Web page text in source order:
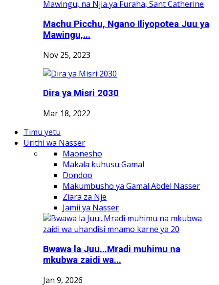
Machu Picchu, Ngano Iliyopotea Juu ya
Mawingu,...
Nov 25, 2023
Dira ya Misri 2030
Mar 18, 2022
Timu yetu
Urithi wa Nasser
Maonesho
Makala kuhusu Gamal
Dondoo
Makumbusho ya Gamal Abdel Nasser
Ziara za Nje
Jamii ya Nasser
Bwawa la Juu...Mradi muhimu na
mkubwa zaidi wa...
Jan 9, 2026